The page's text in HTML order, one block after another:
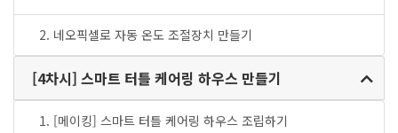
2. 네오픽셀로 자동 온도 조절장치 만들기
[4차시] 스마트 터틀 케어링 하우스 만들기
1. [메이킹] 스마트 터틀 케어링 하우스 조립하기